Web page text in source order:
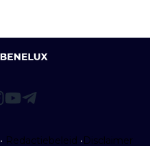
• Redactiebeleid •Disclaimer